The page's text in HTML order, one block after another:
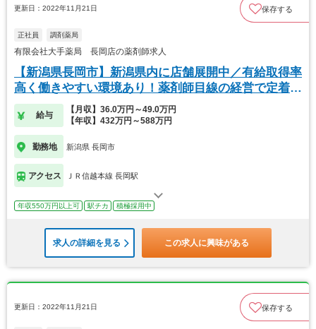
更新日：2022年11月21日 保存する
正社員 調剤薬局
有限会社大手薬局 長岡店の薬剤師求人
【新潟県長岡市】新潟県内に店舗展開中／有給取得率
高く働きやすい環境あり！薬剤師目線の経営で定着率
◎
給与
【月収】36.0万円～49.0万円
【年収】432万円～588万円
勤務地 新潟県 長岡市
アクセス ＪＲ信越本線 長岡駅
年収550万円以上可 駅チカ 積極採用中
求人の詳細を見る この求人に興味がある
更新日：2022年11月21日 保存する